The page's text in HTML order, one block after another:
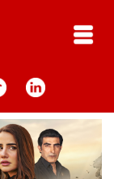
content